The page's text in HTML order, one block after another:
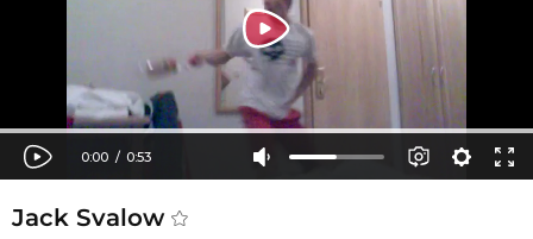
Jack Svalow